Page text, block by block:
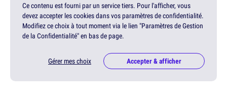
Ce contenu est fourni par un service tiers. Pour l'afficher, vous
devez accepter les cookies dans vos paramètres de confidentialité.
Modifiez ce choix à tout moment via le lien "Paramètres de Gestion
de la Confidentialité" en bas de page.
Gérer mes choix Accepter & afficher